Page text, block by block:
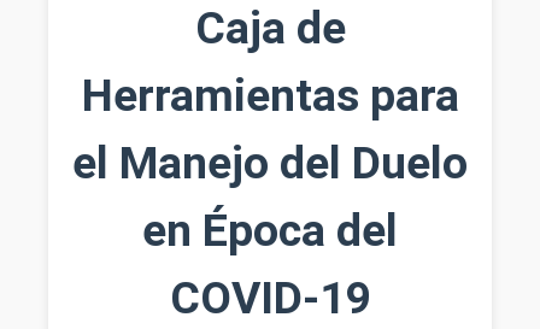
Caja de
Herramientas para
el Manejo del Duelo
en Época del
COVID-19